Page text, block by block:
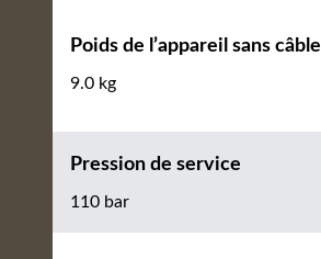
Poids de l’appareil sans câble
9.0 kg
Pression de service
110 bar